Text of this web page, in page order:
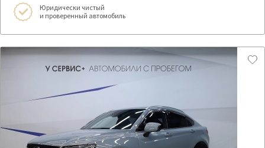
Юридически чистый
и проверенный автомобиль